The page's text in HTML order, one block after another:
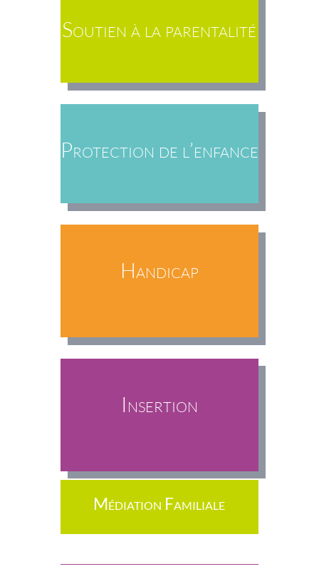
Soutien à la parentalité
Protection de l’enfance
Handicap
Insertion
Médiation Familiale